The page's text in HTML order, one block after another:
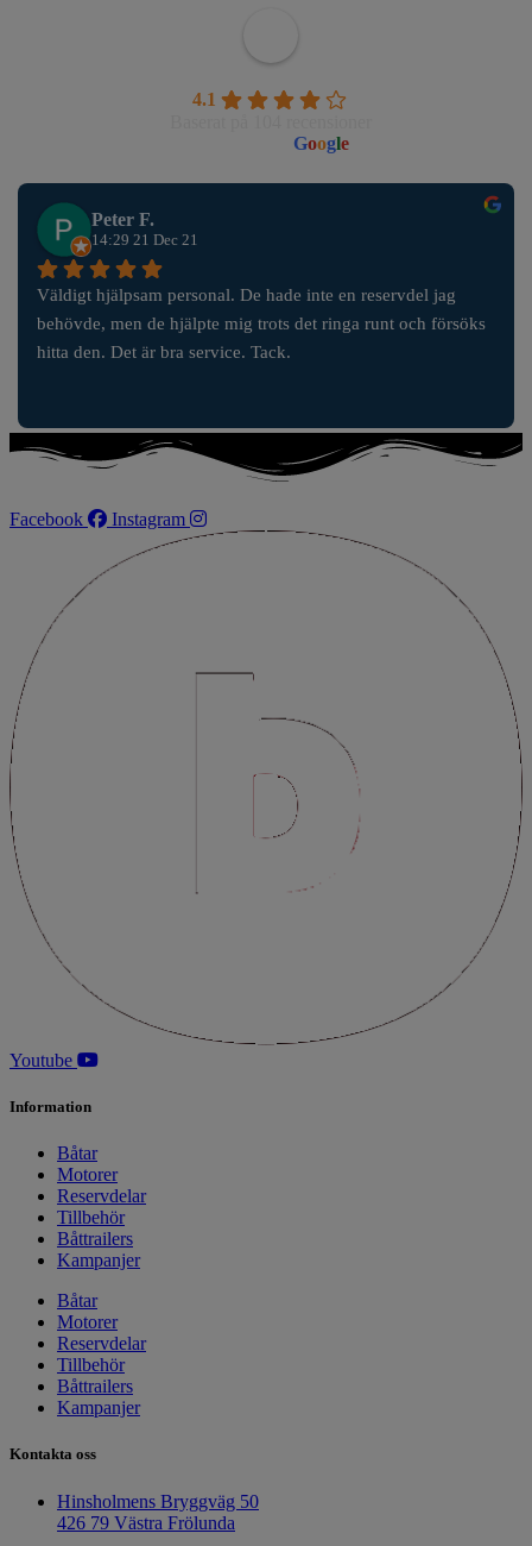
4.1
Google
Peter F.
14:29 21 Dec 21
Väldigt hjälpsam personal. De hade inte en reservdel jag
behövde, men de hjälpte mig trots det ringa runt och försöks
hitta den. Det är bra service. Tack.
Facebook Instagram
Youtube
Information
Båtar
Motorer
Reservdelar
Tillbehör
Båttrailers
Kampanjer
Båtar
Motorer
Reservdelar
Tillbehör
Båttrailers
Kampanjer
Kontakta oss
Hinsholmens Bryggväg 50
426 79 Västra Frölunda